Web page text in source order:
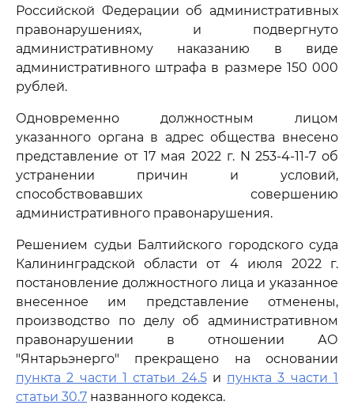
Российской Федерации об административных
правонарушениях, и подвергнуто
административному наказанию в виде
административного штрафа в размере 150 000
рублей.
Одновременно должностным лицом
указанного органа в адрес общества внесено
представление от 17 мая 2022 г. N 253-4-11-7 об
устранении причин и условий,
способствовавших совершению
административного правонарушения.
Решением судьи Балтийского городского суда
Калининградской области от 4 июля 2022 г.
постановление должностного лица и указанное
внесенное им представление отменены,
производство по делу об административном
правонарушении в отношении АО
"Янтарьэнерго" прекращено на основании
пункта 2 части 1 статьи 24.5и пункта 3 части 1
статьи 30.7 названного кодекса.